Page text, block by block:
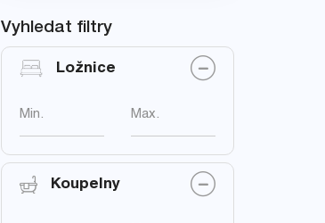
Vyhledat filtry
Ložnice
Min. Max.
Koupelny